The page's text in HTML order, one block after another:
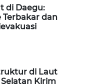
di Daegu:
Terbakar dan
di Laut
Kirim